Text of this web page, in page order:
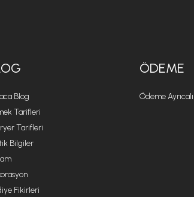
Blog
Tarifleri
Tarifleri
Bilgiler
Fikirleri
ÖDEME
Ödeme